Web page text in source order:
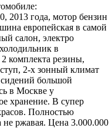
2013 года, мотор бензин
европейская в самой
салон, электро
в
комплекта резины,
2-х зонный климат
сидений большой
в Москве у
хранение. В супер
Полностью
ржавая. Цена 3.000.000